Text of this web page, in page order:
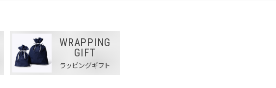
WRAPPING
GIFT
ラッピングギフト